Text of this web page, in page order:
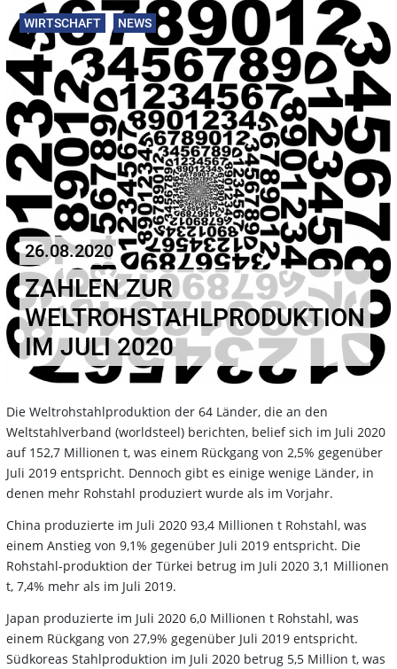
WIRTSCHAFT NEWS
26.08.2020
ZAHLEN ZUR
WELTROHSTAHLPRODUKTION
IM JULI 2020
Die Weltrohstahlproduktion der 64 Länder, die an den
Weltstahlverband (worldsteel) berichten, belief sich im Juli 2020
auf 152,7 Millionen t, was einem Rückgang von 2,5% gegenüber
Juli 2019 entspricht. Dennoch gibt es einige wenige Länder, in
denen mehr Rohstahl produziert wurde als im Vorjahr.
China produzierte im Juli 2020 93,4 Millionen t Rohstahl, was
einem Anstieg von 9,1% gegenüber Juli 2019 entspricht. Die
Rohstahl-produktion der Türkei betrug im Juli 2020 3,1 Millionen
t, 7,4% mehr als im Juli 2019.
Japan produzierte im Juli 2020 6,0 Millionen t Rohstahl, was
einem Rückgang von 27,9% gegenüber Juli 2019 entspricht.
Südkoreas Stahlproduktion im Juli 2020 betrug 5,5 Million t, was